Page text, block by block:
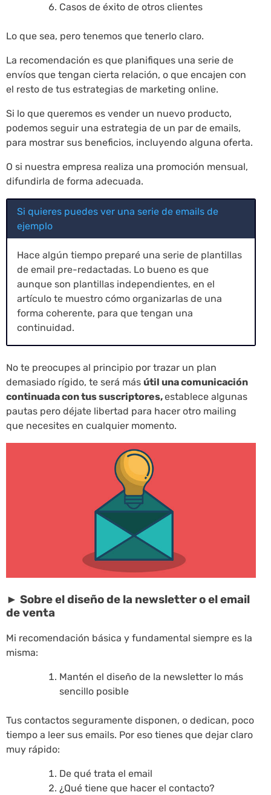
Casos de éxito de otros clientes
Lo que sea, pero tenemos que tenerlo claro.
La recomendación es que planifiques una serie de
envíos que tengan cierta relación, o que encajen con
el resto de tus estrategias de marketing online.
Si lo que queremos es vender un nuevo producto,
podemos seguir una estrategia de un par de emails,
para mostrar sus beneficios, incluyendo alguna oferta.
O si nuestra empresa realiza una promoción mensual,
difundirla de forma adecuada.
Si quieres puedes ver una serie de emails de
ejemplo
Hace algún tiempo preparé una serie de plantillas
de email pre-redactadas. Lo bueno es que
aunque son plantillas independientes, en el
artículo te muestro cómo organizarlas de una
forma coherente, para que tengan una
continuidad.
No te preocupes al principio por trazar un plan
demasiado rígido, te será más útil una comunicación
continuada con tus suscriptores,establece algunas
pautas pero déjate libertad para hacer otro mailing
que necesites en cualquier momento.
► Sobre el diseño de la newsletter o el email
de venta
Mi recomendación básica y fundamental siempre es la
misma:
Mantén el diseño de la newsletter lo más
sencillo posible
Tus contactos seguramente disponen, o dedican, poco
tiempo a leer sus emails. Por eso tienes que dejar claro
muy rápido:
De qué trata el email
¿Qué tiene que hacer el contacto?